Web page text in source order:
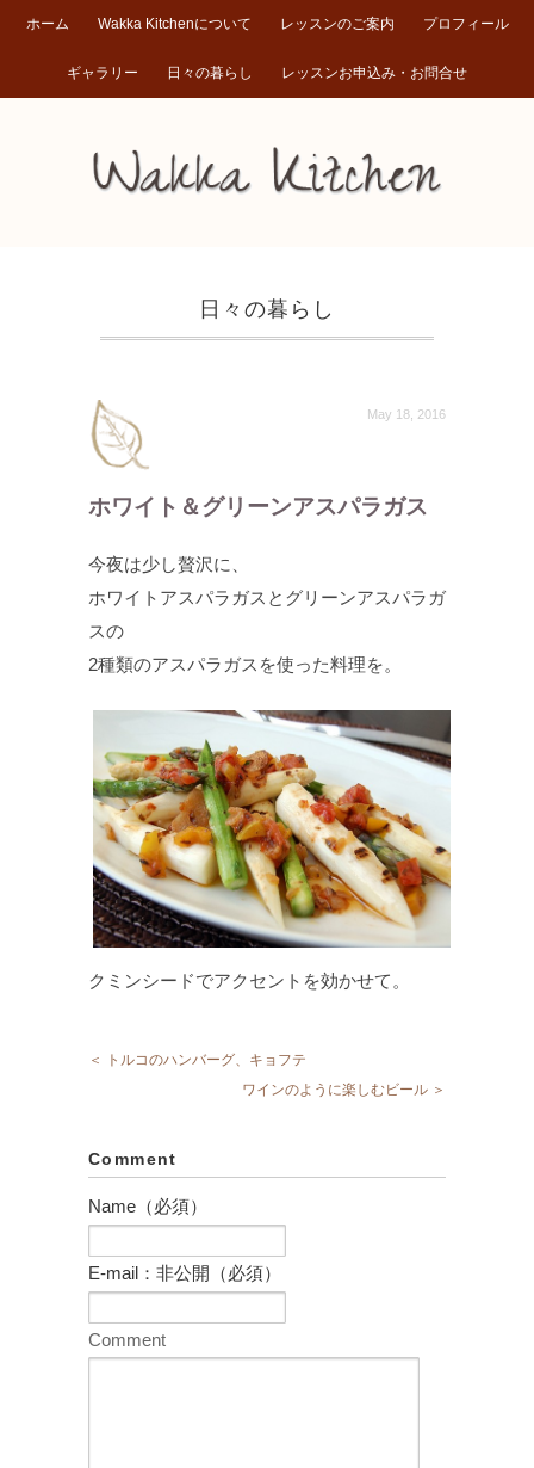
ホーム Wakka Kitchenについて レッスンのご案内 プロフィール
ギャラリー 日々の暮らし レッスンお申込み・お問合せ
日々の暮らし
May 18, 2016
ホワイト＆グリーンアスパラガス
今夜は少し贅沢に、
ホワイトアスパラガスとグリーンアスパラガ
スの
2種類のアスパラガスを使った料理を。
クミンシードでアクセントを効かせて。
＜ トルコのハンバーグ、キョフテ
ワインのように楽しむビール ＞
Comment
Name（必須）
E-mail：非公開（必須）
Comment